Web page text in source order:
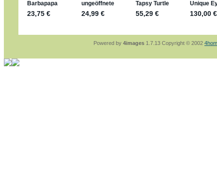
geschrieben am: 28. 4.
So habe ich das in Erinnerung ... oder?
jan-lukas:geschrieben am: 28. 4. 2026 -
Powered by 4images 1.7.13 Copyright © 2002